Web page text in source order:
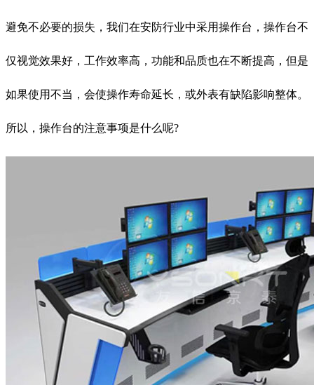
避免不必要的损失，我们在安防行业中采用操作台，操作台不
仅视觉效果好，工作效率高，功能和品质也在不断提高，但是
如果使用不当，会使操作寿命延长，或外表有缺陷影响整体。
所以，操作台的注意事项是什么呢?